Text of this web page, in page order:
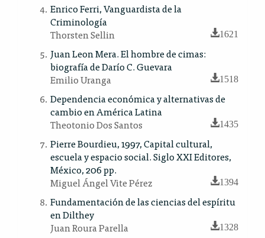
Enrico Ferri, Vanguardista de la
Criminología
Thorsten Sellin
1621
Juan Leon Mera. El hombre de cimas:
biografía de Darío C. Guevara
Emilio Uranga
1518
Dependencia económica y alternativas de
cambio en América Latina
Theotonio Dos Santos
1435
Pierre Bourdieu, 1997, Capital cultural,
escuela y espacio social. Siglo XXI Editores,
México, 206 pp.
Miguel Ángel Vite Pérez
1394
Fundamentación de las ciencias del espíritu
en Dilthey
Juan Roura Parella
1328